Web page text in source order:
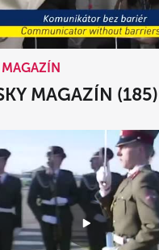
MAGAZÍN (185)